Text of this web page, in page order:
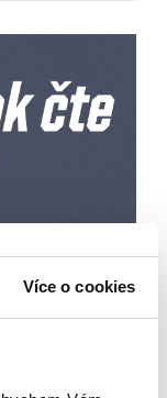
Více o cookies